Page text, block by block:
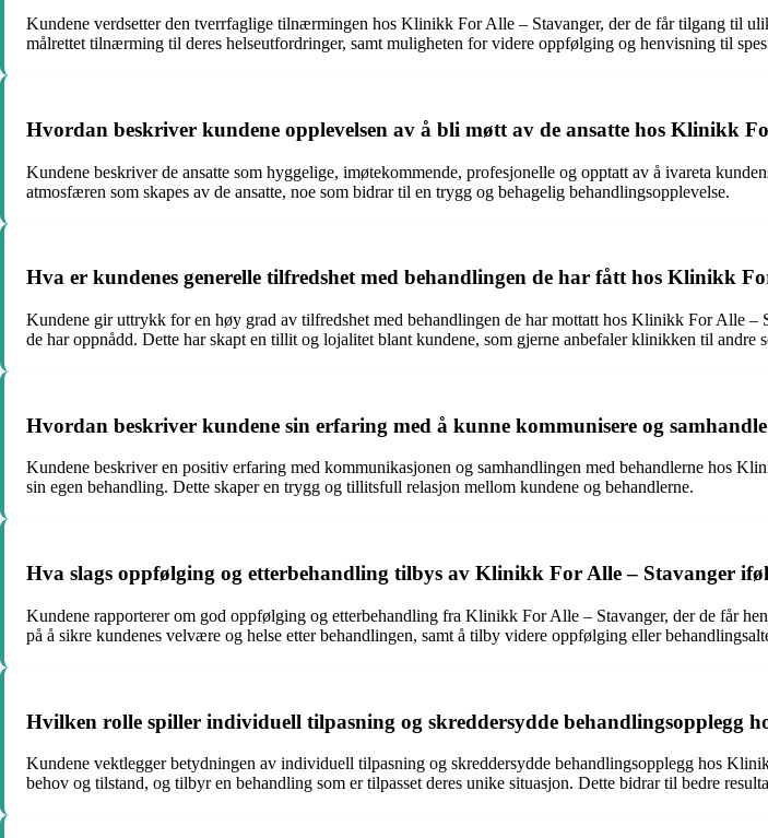
Kundene verdsetter den tverrfaglige tilnærmingen hos Klinikk For Alle – Stavanger, der de får tilgang til
målrettet tilnærming til deres helseutfordringer, samt muligheten for videre oppfølging og henvisning til
Hvordan beskriver kundene opplevelsen av å bli møtt av de ansatte hos Klinikk
Kundene beskriver de ansatte som hyggelige, imøtekommende, profesjonelle og opptatt av å ivareta
atmosfæren som skapes av de ansatte, noe som bidrar til en trygg og behagelig behandlingsopplevelse.
Hva er kundenes generelle tilfredshet med behandlingen de har fått hos Klinikk
Kundene gir uttrykk for en høy grad av tilfredshet med behandlingen de har mottatt hos Klinikk For Alle
de har oppnådd. Dette har skapt en tillit og lojalitet blant kundene, som gjerne anbefaler klinikken til andre
Hvordan beskriver kundene sin erfaring med å kunne kommunisere og
Kundene beskriver en positiv erfaring med kommunikasjonen og samhandlingen med behandlerne hos
sin egen behandling. Dette skaper en trygg og tillitsfull relasjon mellom kundene og behandlerne.
Hva slags oppfølging og etterbehandling tilbys av Klinikk For Alle – Stavanger
Kundene rapporterer om god oppfølging og etterbehandling fra Klinikk For Alle – Stavanger, der de får
på å sikre kundenes velvære og helse etter behandlingen, samt å tilby videre oppfølging eller
Hvilken rolle spiller individuell tilpasning og skreddersydde behandlingsopplegg
Kundene vektlegger betydningen av individuell tilpasning og skreddersydde behandlingsopplegg hos
behov og tilstand, og tilbyr en behandling som er tilpasset deres unike situasjon. Dette bidrar til bedre